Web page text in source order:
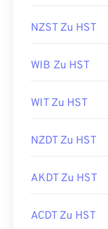
NZST Zu HST
WIB Zu HST
WIT Zu HST
NZDT Zu HST
AKDT Zu HST
ACDT Zu HST